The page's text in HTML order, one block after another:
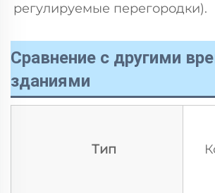
регулируемые перегородки).
Сравнение с другими
зданиями
Тип